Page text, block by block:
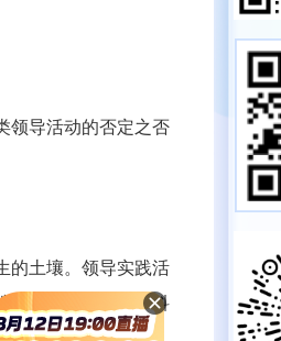
导活动的否定之否
土壤。领导实践活
规律和内容。领导科